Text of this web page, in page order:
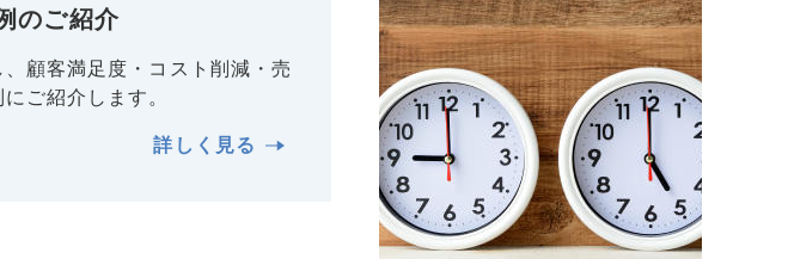
のご紹介
顧客満足度・コスト削減・売
ご紹介します。
詳しく見る